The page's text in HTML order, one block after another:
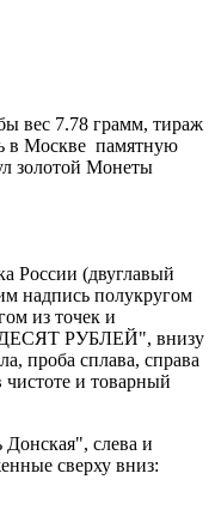
вес 7.78 грамм, тираж
в Москве памятную
золотой Монеты
России (двуглавый
надпись полукругом
из точек и
РУБЛЕЙ", внизу
проба сплава, справа
чистоте и товарный
Донская", слева и
сверху вниз: